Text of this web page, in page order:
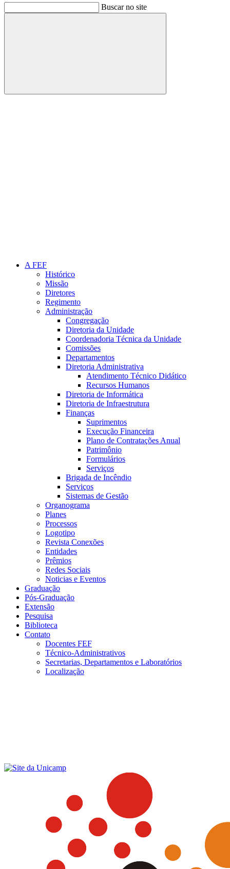
Buscar no site
Buscar
A FEF
Histórico
Missão
Diretores
Regimento
Administração
Congregação
Diretoria da Unidade
Coordenadoria Técnica da Unidade
Comissões
Departamentos
Diretoria Administrativa
Atendimento Técnico Didático
Recursos Humanos
Diretoria de Informática
Diretoria de Infraestrutura
Finanças
Suprimentos
Execução Financeira
Plano de Contratações Anual
Patrimônio
Formulários
Serviços
Brigada de Incêndio
Serviços
Sistemas de Gestão
Organograma
Planes
Processos
Logotipo
Revista Conexões
Entidades
Prêmios
Redes Sociais
Noticias e Eventos
Graduação
Pós-Graduação
Extensão
Pesquisa
Biblioteca
Contato
Docentes FEF
Técnico-Administrativos
Secretarias, Departamentos e Laboratórios
Localização